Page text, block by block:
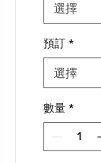
選擇
預訂 *
選擇
數量 *